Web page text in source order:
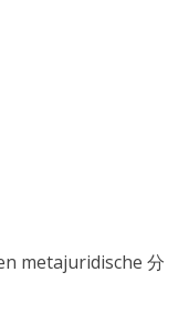
metajuridische 分